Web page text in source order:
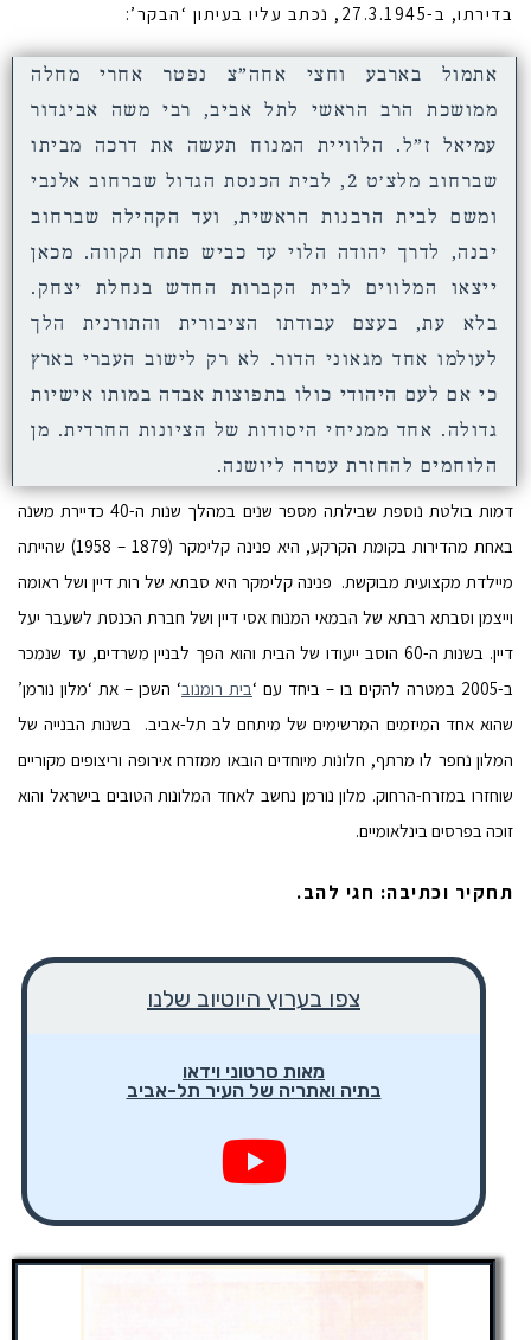
בדירתו, ב-27.3.1945, נכתב עליו בעיתון ‘הבקר’:
אתמול בארבע וחצי אחה”צ נפטר אחרי מחלה
ממושכת הרב הראשי לתל אביב, רבי משה אביגדור
עמיאל ז”ל. הלוויית המנוח תעשה את דרכה מביתו
שברחוב מלצ׳ט 2, לבית הכנסת הגדול שברחוב אלנבי
ומשם לבית הרבנות הראשית, ועד הקהילה שברחוב
יבנה, לדרך יהודה הלוי עד כביש פתח תקווה. מכאן
ייצאו המלווים לבית הקברות החדש בנחלת יצחק.
בלא עת, בעצם עבודתו הציבורית והתורנית הלך
לעולמו אחד מגאוני הדור. לא רק לישוב העברי בארץ
כי אם לעם היהודי כולו בתפוצות אבדה במותו אישיות
גדולה. אחד ממניחי היסודות של הציונות החרדית. מן
הלוחמים להחזרת עטרה ליושנה.
דמות בולטת נוספת שבילתה מספר שנים במהלך שנות ה-40 כדיירת משנה
באחת מהדירות בקומת הקרקע, היא פנינה קלימקר (1879 – 1958) שהייתה
מיילדת מקצועית מבוקשת. פנינה קלימקר היא סבתא של רות דיין ושל ראומה
וייצמן וסבתא רבתא של הבמאי המנוח אסי דיין ושל חברת הכנסת לשעבר יעל
דיין.
בשנות ה-60 הוסב ייעודו של הבית והוא הפך לבניין משרדים, עד שנמכר
ב-2005 במטרה להקים בו – ביחד עם ‘
בית רומנוב‘ השכן – את ‘מלון נורמן’
שהוא אחד המיזמים המרשימים של מיתחם לב תל-אביב. בשנות הבנייה של
המלון נחפר לו מרתף, חלונות מיוחדים הובאו ממזרח אירופה וריצופים מקוריים
שוחזרו במזרח-הרחוק. מלון נורמן נחשב לאחד המלונות הטובים בישראל והוא
זוכה בפרסים בינלאומיים.
תחקיר וכתיבה: חגי להב.
צפו בערוץ היוטיוב שלנו
מאות סרטוני וידאו
בתיה ואתריה של העיר תל-אביב